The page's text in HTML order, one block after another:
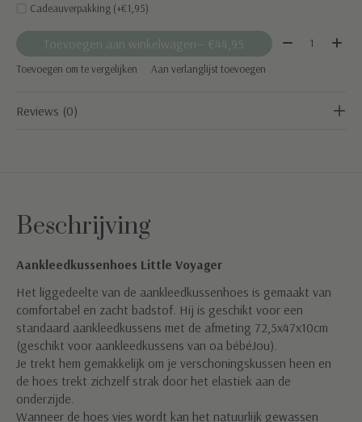
Cadeauverpakking (+€1,95)
Toevoegen aan winkelwagen — €44,95 Aantal:
Toevoegen om te vergelijken Aan verlanglijst toevoegen
Reviews (0)
Beschrijving
Aankleedkussenhoes Little Voyager
Het liggedeelte van de aankleedkussenhoes is gemaakt van
comfortabel en zacht badstof. Hij is geschikt voor een
standaard aankleedkussens met de afmeting 72,5x47x10cm
(geschikt voor aankleedkussens van oa bébéJou).
Je trekt hem gemakkelijk om je verschoningskussen heen en
de hoes trekt zichzelf strak door het elastiek aan de
onderzijde.
Wanneer de hoes vies wordt kan het natuurlijk gewassen